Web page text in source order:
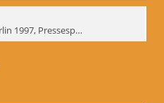
Mann ist Mann, Berlin 1997, Pressespiegel - interne Signatur: BM-prt-262-18